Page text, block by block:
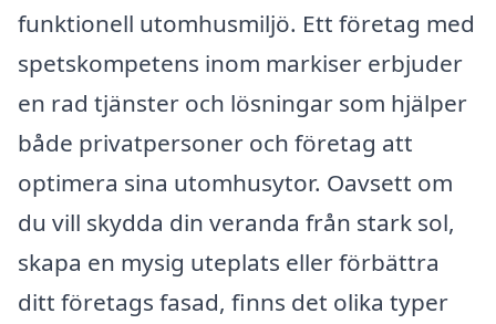
funktionell utomhusmiljö. Ett företag med
spetskompetens inom markiser erbjuder
en rad tjänster och lösningar som hjälper
både privatpersoner och företag att
optimera sina utomhusytor. Oavsett om
du vill skydda din veranda från stark sol,
skapa en mysig uteplats eller förbättra
ditt företags fasad, finns det olika typer